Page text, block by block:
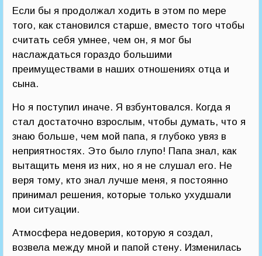
Если бы я продолжал ходить в этом по мере
того, как становился старше, вместо того чтобы
считать себя умнее, чем он, я мог бы
наслаждаться гораздо большими
преимуществами в наших отношениях отца и
сына.
Но я поступил иначе. Я взбунтовался. Когда я
стал достаточно взрослым, чтобы думать, что я
знаю больше, чем мой папа, я глубоко увяз в
неприятностях. Это было глупо! Папа знал, как
вытащить меня из них, но я не слушал его. Не
веря тому, кто знал лучше меня, я постоянно
принимал решения, которые только ухудшали
мои ситуации.
Атмосфера недоверия, которую я создал,
возвела между мной и папой стену. Изменилась